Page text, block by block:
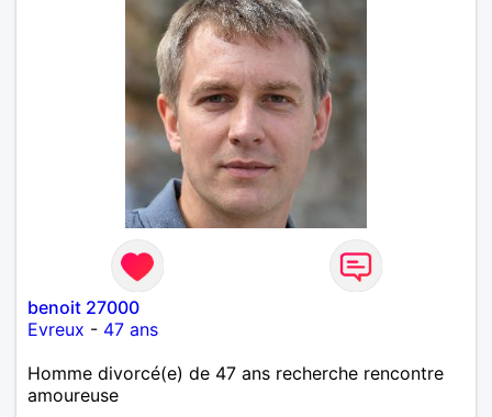
benoit 27000
Evreux - 47 ans
Homme divorcé(e) de 47 ans recherche rencontre
amoureuse